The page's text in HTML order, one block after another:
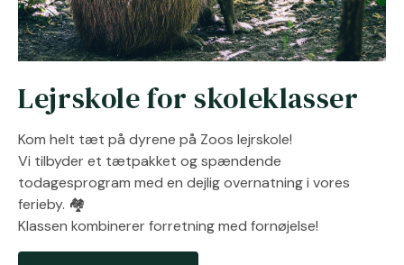
Lejrskole for skoleklasser
Kom helt tæt på dyrene på Zoos lejrskole!
Vi tilbyder et tætpakket og spændende
todagesprogram med en dejlig overnatning i vores
ferieby. 🏘️
Klassen kombinerer forretning med fornøjelse!